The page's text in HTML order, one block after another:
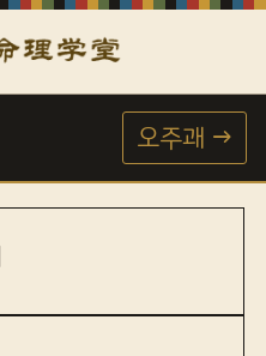
오주괘 →